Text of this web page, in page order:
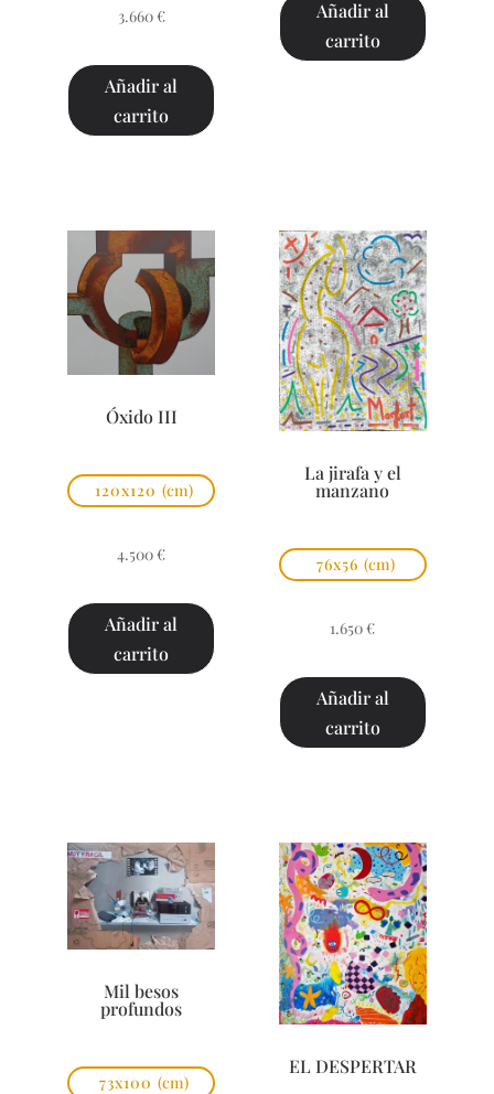
3.660 €
Añadir al
carrito
Añadir al
carrito
Óxido III
120x120 (cm)
4.500 €
Añadir al
carrito
La jirafa y el
manzano
76x56 (cm)
1.650 €
Añadir al
carrito
Mil besos
profundos
73x100 (cm)
EL DESPERTAR